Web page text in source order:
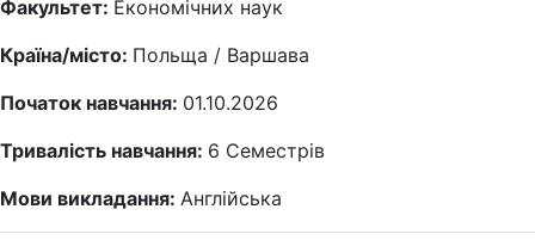
Факультет: Економічних наук
Країна/місто: Польща / Варшава
Початок навчання: 01.10.2026
Тривалість навчання: 6 Семестрів
Мови викладання: Англійська